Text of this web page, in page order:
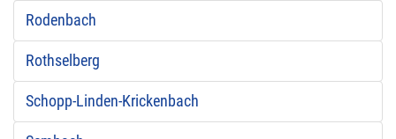
Rodenbach
Rothselberg
Schopp-Linden-Krickenbach